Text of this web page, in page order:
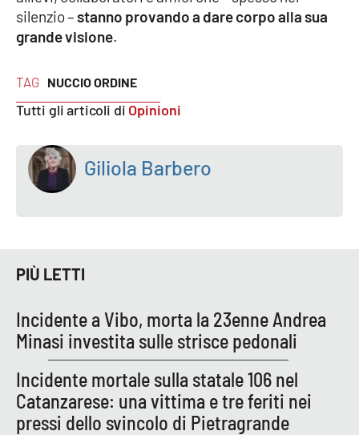
Catanzarochannel.it
APP
Apple Giliola Barbero
TAG NUCCIO ORDINE
Tutti gli articoli di Opinioni
silenzio –stanno provando a dare corpo alla sua
grande visione.
PIÙ LETTI
Incidente a Vibo, morta la 23enne Andrea
Minasi investita sulle strisce pedonali
Incidente mortale sulla statale 106 nel
Catanzarese: una vittima e tre feriti nei
pressi dello svincolo di Pietragrande